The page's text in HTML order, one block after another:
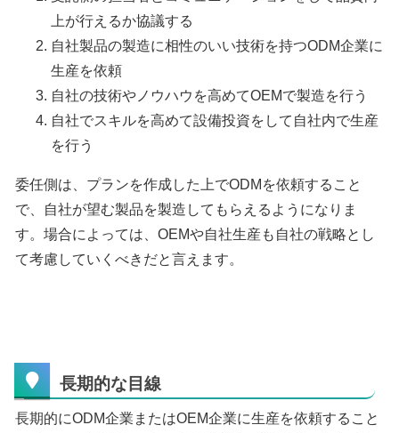
上が行えるか協議する
自社製品の製造に相性のいい技術を持つODM企業に
生産を依頼
自社の技術やノウハウを高めてOEMで製造を行う
自社でスキルを高めて設備投資をして自社内で生産
を行う
委任側は、プランを作成した上でODMを依頼すること
で、自社が望む製品を製造してもらえるようになりま
す。場合によっては、OEMや自社生産も自社の戦略とし
て考慮していくべきだと言えます。
長期的な目線
長期的にODM企業またはOEM企業に生産を依頼すること